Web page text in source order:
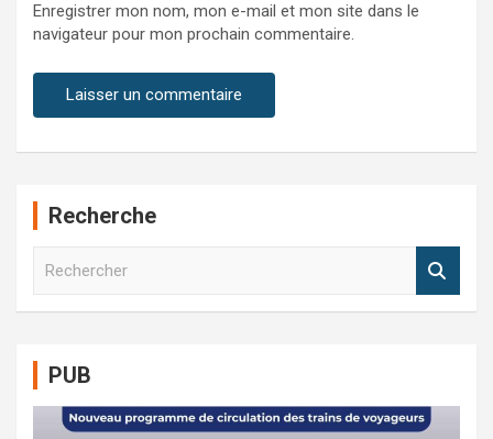
Enregistrer mon nom, mon e-mail et mon site dans le
navigateur pour mon prochain commentaire.
Recherche
PUB